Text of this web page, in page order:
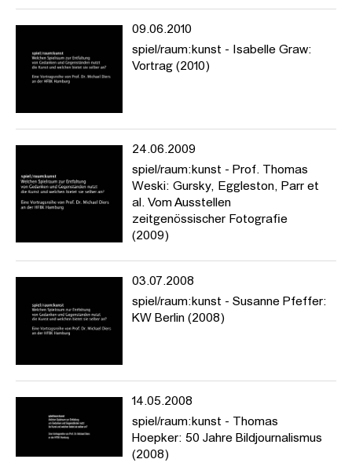
09.06.2010
spiel/raum:kunst - Isabelle Graw:
Vortrag (2010)
24.06.2009
spiel/raum:kunst - Prof. Thomas
Weski: Gursky, Eggleston, Parr et
al. Vom Ausstellen
zeitgenössischer Fotografie
(2009)
03.07.2008
spiel/raum:kunst - Susanne Pfeffer:
KW Berlin (2008)
14.05.2008
spiel/raum:kunst - Thomas
Hoepker: 50 Jahre Bildjournalismus
(2008)